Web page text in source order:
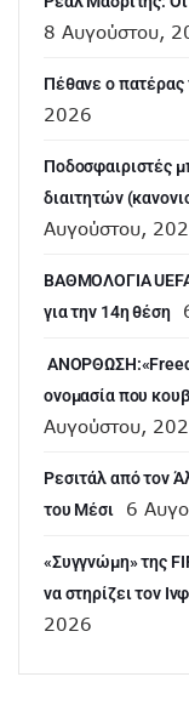
8 Αυγούστου,
Πέθανε ο πατέρας
2026
Ποδοσφαιριστές
διαιτητών
Αυγούστου,
ΒΑΘΜΟΛΟΓΙΑ
για την 14η θέση
ονομασία που
Αυγούστου,
Ρεσιτάλ από τον
του Μέσι
6
«Συγγνώμη» της
να στηρίζει τον
2026